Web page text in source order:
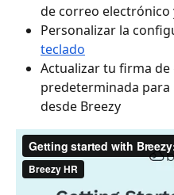
de correo electrónico
Personalizar la
teclado
Actualizar tu firma
predeterminada para
desde Breezy